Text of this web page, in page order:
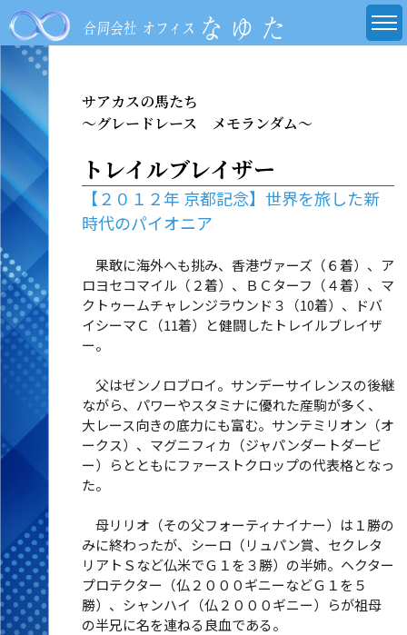
サアカスの馬たち
～グレードレース メモランダム～
トレイルブレイザー
【２０１２年 京都記念】世界を旅した新
時代のパイオニア
果敢に海外へも挑み、香港ヴァーズ（６着）、ア
ロヨセコマイル（２着）、ＢＣターフ（４着）、マ
クトゥームチャレンジラウンド３（10着）、ドバ
イシーマＣ（11着）と健闘したトレイルブレイザ
ー。
父はゼンノロブロイ。サンデーサイレンスの後継
ながら、パワーやスタミナに優れた産駒が多く、
大レース向きの底力にも富む。サンテミリオン（オ
ークス）、マグニフィカ（ジャパンダートダービ
ー）らとともにファーストクロップの代表格となっ
た。
母リリオ（その父フォーティナイナー）は１勝の
みに終わったが、シーロ（リュパン賞、セクレタ
リアトＳなど仏米でＧ１を３勝）の半姉。ヘクター
プロテクター（仏２０００ギニーなどＧ１を５
勝）、シャンハイ（仏２０００ギニー）らが祖母
の半兄に名を連ねる良血である。